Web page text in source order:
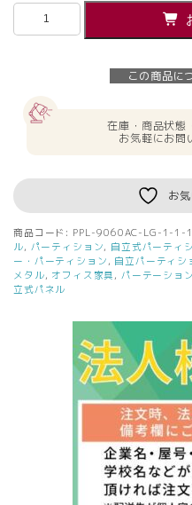
【法
カ
ラ
脚
ア
ク
リ
W900×H600
この商品に
在庫・商品状態
お気軽にお問
お
商品コード: PPL-9060AC-LG-1-1-1
ル, パーティション, 自立式パーティ
ー・パーティション , 自立パーティシ
メタル, オフィス家具 , パーテーション
立式パネル